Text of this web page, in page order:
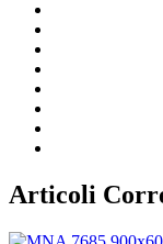
Articoli